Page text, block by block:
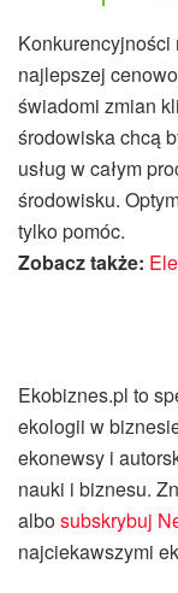
Konkurencyjności
najlepszej
świadomi zmian
środowiska chcą
usług w całym
środowisku.
tylko pomóc.
Zobacz także:
Ekobiznes.pl to
ekologii w
ekonewsy i
nauki i biznesu.
albosubskrybuj
najciekawszymi